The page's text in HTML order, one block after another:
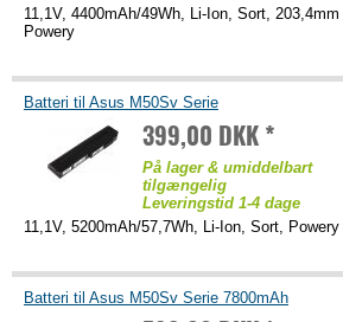
11,1V, 4400mAh/49Wh, Li-Ion, Sort,
Powery
Batteri til Asus M50Sv Serie
399,00 DKK *
På lager & umiddelbart
tilgængelig
Leveringstid 1-4 dage
11,1V, 5200mAh/57,7Wh, Li-Ion, Sort, Powery
Batteri til Asus M50Sv Serie 7800mAh